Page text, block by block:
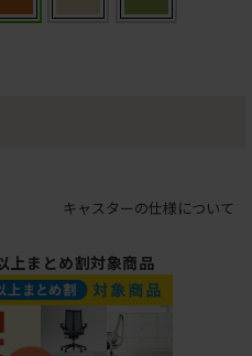
キャスターの仕様について
上まとめ割対象商品